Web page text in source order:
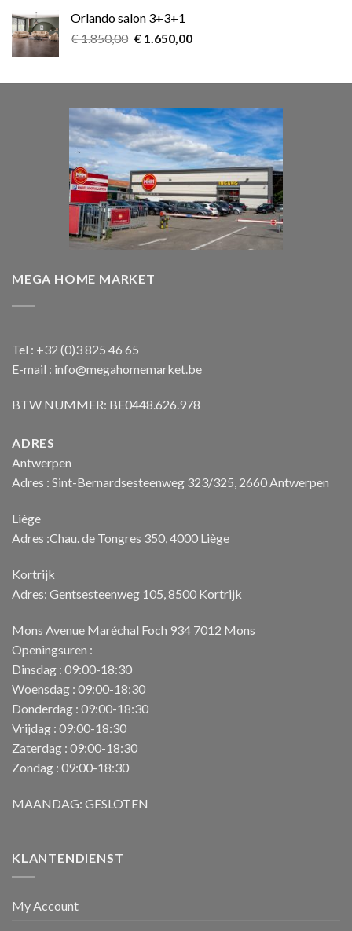
€ 899,00.€ 599,00.
Orlando salon 3+3+1
€1.850,00 Oorspronkelijke
€ 1.850,00.
€1.650,00Huidige
€ 1.650,00.
MEGA HOME MARKET
Tel : +32 (0)3 825 46 65
E-mail : info@megahomemarket.be
BTW NUMMER: BE0448.626.978
ADRES
Antwerpen
Adres : Sint-Bernardsesteenweg 323/325, 2660 Antwerpen
Liège
Adres :Chau. de Tongres 350, 4000 Liège
Kortrijk
Adres: Gentsesteenweg 105, 8500 Kortrijk
Mons Avenue Maréchal Foch 934 7012 Mons
Openingsuren :
Dinsdag : 09:00-18:30
Woensdag : 09:00-18:30
Donderdag : 09:00-18:30
Vrijdag : 09:00-18:30
Zaterdag : 09:00-18:30
Zondag : 09:00-18:30
MAANDAG: GESLOTEN
KLANTENDIENST
My Account